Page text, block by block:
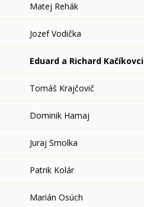
Matej Rehák
Jozef Vodička
Eduard a Richard Kačíkovci
Tomáš Krajčovič
Dominik Hamaj
Juraj Smolka
Patrik Kolár
Marián Osúch